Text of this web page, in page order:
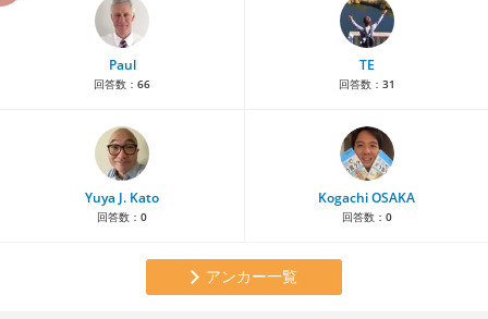
Paul
回答数： 66
TE
回答数： 31
Yuya J. Kato
回答数： 0
Kogachi OSAKA
回答数： 0
アンカー一覧